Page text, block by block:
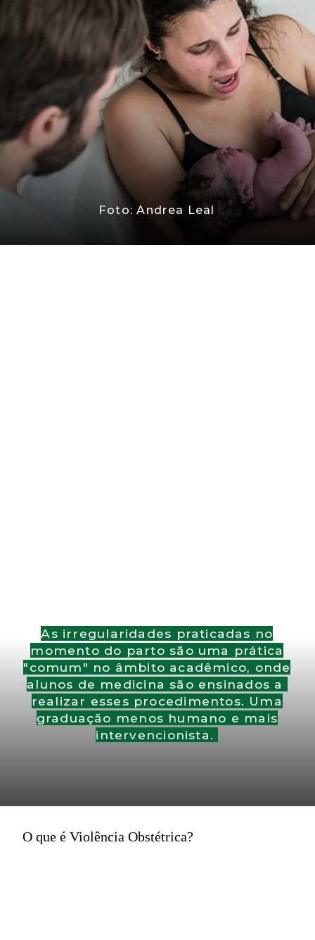
Foto: Andrea Leal
As irregularidades praticadas no
momento do parto são uma prática
"comum" no âmbito acadêmico, onde
alunos de medicina são ensinados a
realizar esses procedimentos. Uma
graduação menos humano e mais
intervencionista.
O que é Violência Obstétrica?